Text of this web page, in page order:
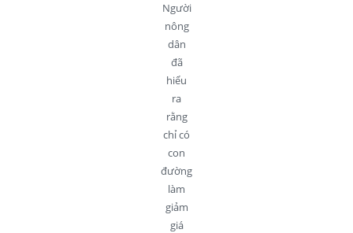
Người
nông
dân
đã
hiểu
ra
rằng
chỉ có
con
đường
làm
giảm
giá